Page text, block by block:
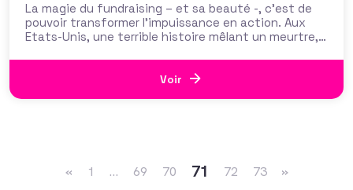
La magie du fundraising – et sa beauté -, c’est de
pouvoir transformer l’impuissance en action. Aux
Etats-Unis, une terrible histoire mêlant un meurtre,
fonds. Le personnage central s’appelle Philando
Voir
« 1 … 69 70 71 72 73 »